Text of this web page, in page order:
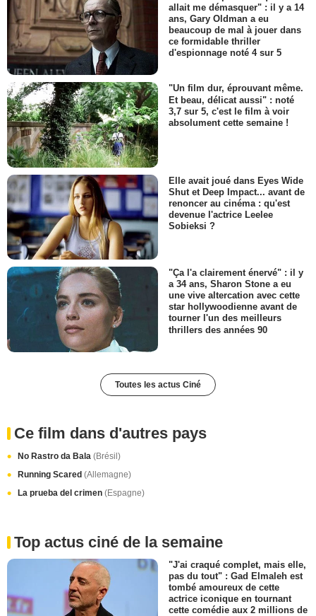
allait me démasquer" : il y a 14
ans, Gary Oldman a eu
beaucoup de mal à jouer dans
ce formidable thriller
d'espionnage noté 4 sur 5
"Un film dur, éprouvant même.
Et beau, délicat aussi" : noté
3,7 sur 5, c'est le film à voir
absolument cette semaine !
Elle avait joué dans Eyes Wide
Shut et Deep Impact... avant de
renoncer au cinéma : qu'est
devenue l'actrice Leelee
Sobieksi ?
"Ça l'a clairement énervé" : il y
a 34 ans, Sharon Stone a eu
une vive altercation avec cette
star hollywoodienne avant de
tourner l'un des meilleurs
thrillers des années 90
Toutes les actus Ciné
Ce film dans d'autres pays
No Rastro da Bala (Brésil)
Running Scared (Allemagne)
La prueba del crimen (Espagne)
Top actus ciné de la semaine
"J'ai craqué complet, mais elle,
pas du tout" : Gad Elmaleh est
tombé amoureux de cette
actrice iconique en tournant
cette comédie aux 2 millions de